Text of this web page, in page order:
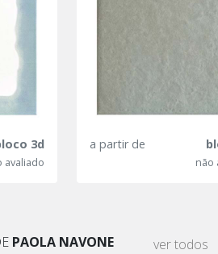
3d
avaliado
a partir de
não
PAOLA NAVONE ver todos